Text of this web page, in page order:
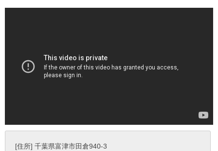
[住所] 千葉県富津市田倉940-3